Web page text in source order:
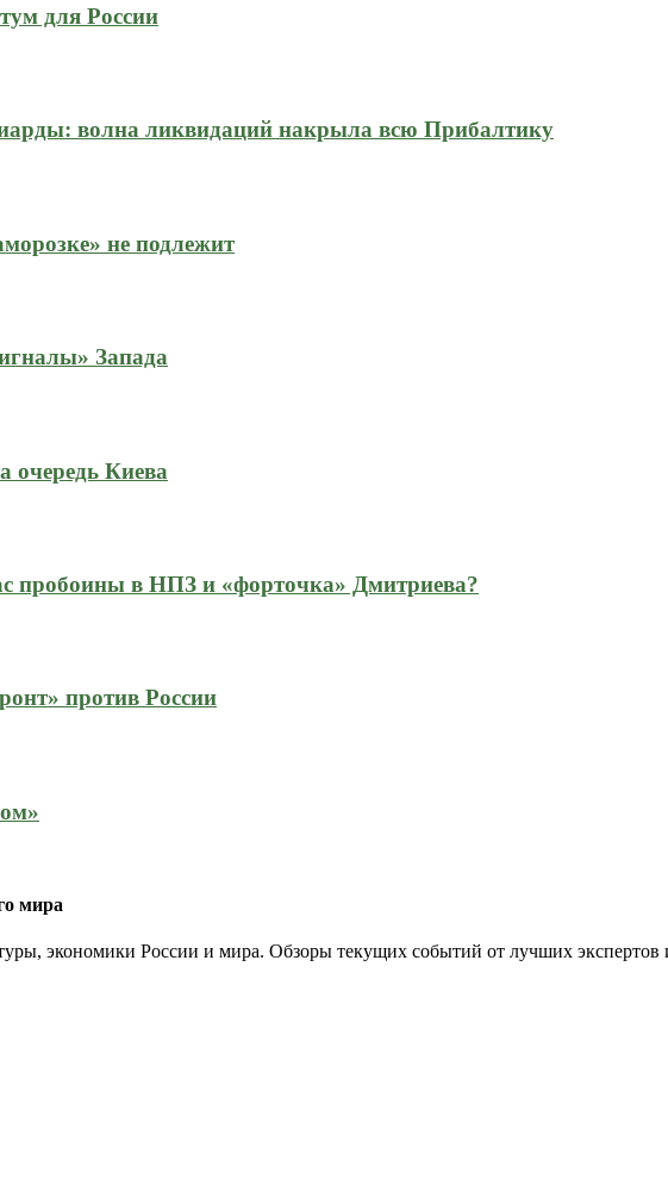
для России
волна ликвидаций накрыла всю Прибалтику
не подлежит
Запада
очередь Киева
пробоины в НПЗ и «форточка» Дмитриева?
против России
мира
экономики России и мира. Обзоры текущих событий от лучших экспертов